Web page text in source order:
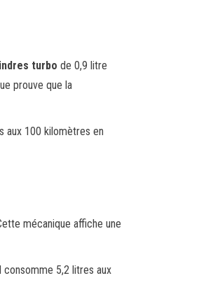
turbo de 0,9 litre
prouve que la
aux 100 kilomètres en
mécanique affiche une
5,2 litres aux